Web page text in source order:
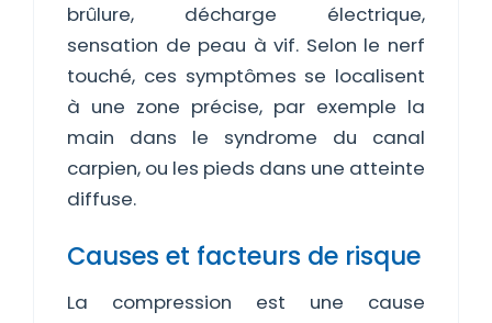
brûlure, décharge électrique,
sensation de peau à vif. Selon le nerf
touché, ces symptômes se localisent
à une zone précise, par exemple la
main dans le syndrome du canal
carpien, ou les pieds dans une atteinte
diffuse.
Causes et facteurs de risque
La compression est une cause